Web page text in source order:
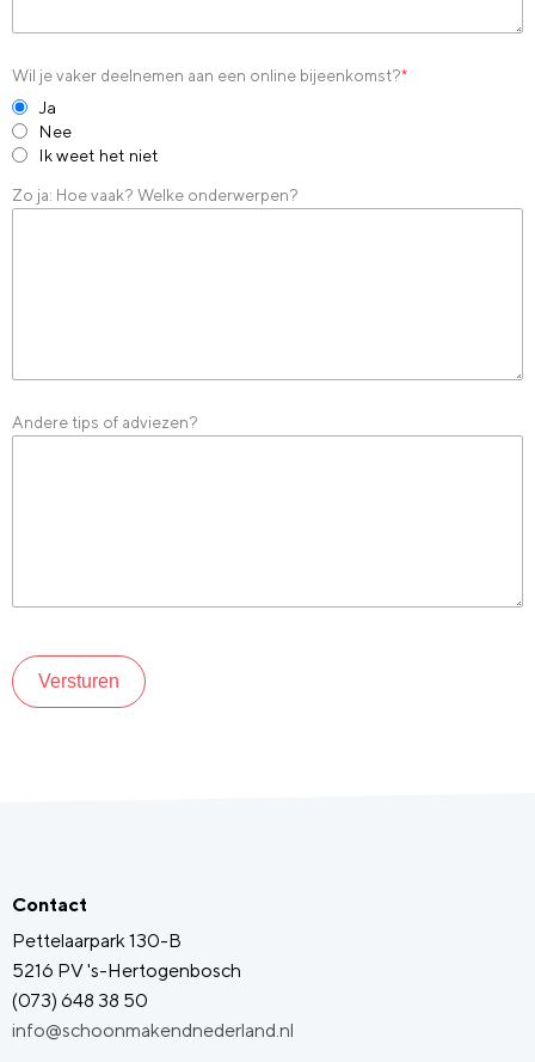
Wil je vaker deelnemen aan een online bijeenkomst?*
Ja
Nee
Ik weet het niet
Zo ja: Hoe vaak? Welke onderwerpen?
Andere tips of adviezen?
Versturen
Contact
Pettelaarpark 130-B
5216 PV 's-Hertogenbosch
(073) 648 38 50
info@schoonmakendnederland.nl